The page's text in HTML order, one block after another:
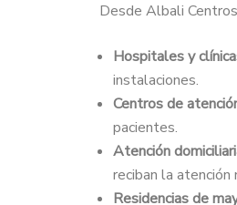
Desde Albali
Hospitales y
instalaciones.
Centros de
pacientes.
Atención
reciban la atención
Residencias de